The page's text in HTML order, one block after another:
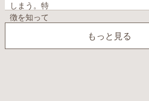
もっと見る